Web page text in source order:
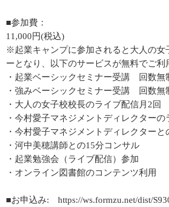
■参加費：
11,000円(税込)
※起業キャンプに参加されると大人の女
ーとなり、以下のサービスが無料でご利
・起業ベーシックセミナー受講 回数無
・強みベーシックセミナー受講 回数無
・大人の女子校校長のライブ配信月2回
・今村愛子マネジメントディレクターの
・今村愛子マネジメントディレクター
・河中美穂講師との15分コンサル
・起業勉強会（ライブ配信）参加
・オンライン図書館のコンテンツ利用
■お申込み: https://ws.formzu.net/dist/